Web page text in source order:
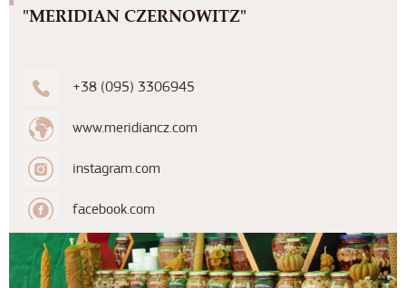
"MERIDIAN CZERNOWITZ"
+38 (095) 3306945
www.meridiancz.com
instagram.com
facebook.com